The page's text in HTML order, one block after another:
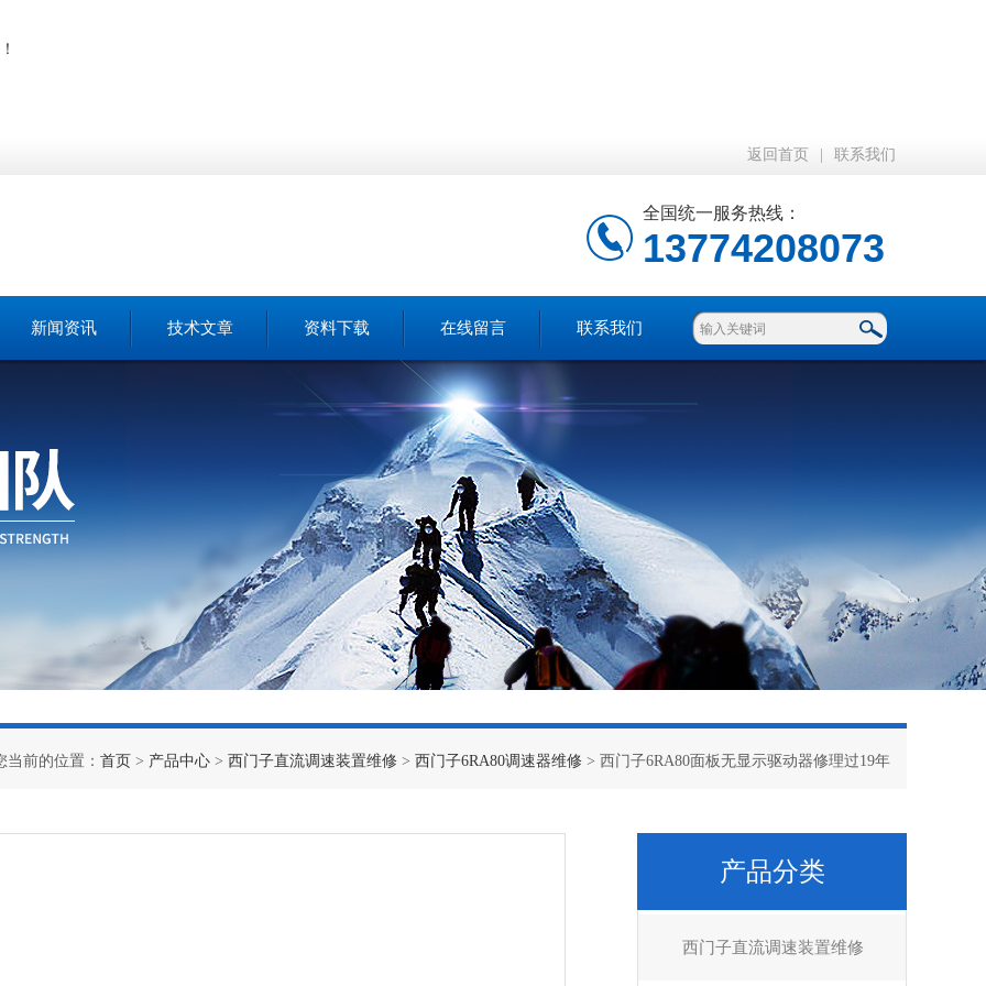
返回首页 联系我们
全国统一服务热线：
13774208073
新闻资讯 技术文章 资料下载 在线留言 联系我们
当前的位置： 首页 > 产品中心 > 西门子直流调速装置维修 > 西门子6RA80调速器维修 > 西门子6RA80面板无显示驱动器修理过19年
产品分类
西门子直流调速装置维修